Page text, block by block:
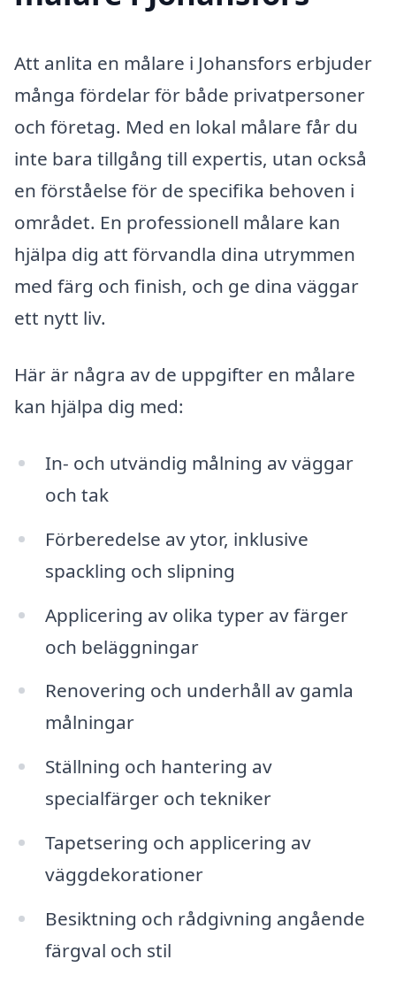
Att anlita en målare i Johansfors erbjuder
många fördelar för både privatpersoner
och företag. Med en lokal målare får du
inte bara tillgång till expertis, utan också
en förståelse för de specifika behoven i
området. En professionell målare kan
hjälpa dig att förvandla dina utrymmen
med färg och finish, och ge dina väggar
ett nytt liv.
Här är några av de uppgifter en målare
kan hjälpa dig med:
In- och utvändig målning av väggar
och tak
Förberedelse av ytor, inklusive
spackling och slipning
Applicering av olika typer av färger
och beläggningar
Renovering och underhåll av gamla
målningar
Ställning och hantering av
specialfärger och tekniker
Tapetsering och applicering av
väggdekorationer
Besiktning och rådgivning angående
färgval och stil